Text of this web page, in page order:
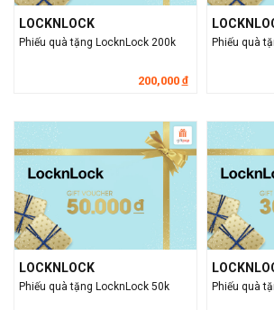
LOCKNLOCK
Phiếu quà tặng LocknLock 200k
200,000 đ
Phiếu quà
LOCKNLOCK
Phiếu quà tặng LocknLock 50k Phiếu quà